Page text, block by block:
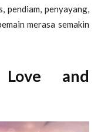
pendiam, penyayang,
merasa semakin
and